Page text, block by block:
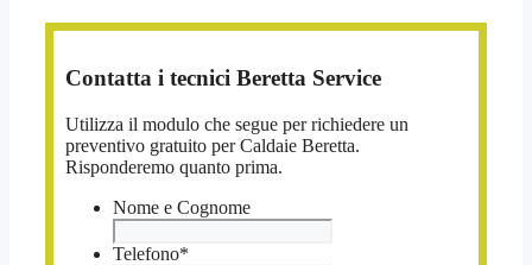
Contatta i tecnici Beretta Service
Utilizza il modulo che segue per richiedere un
preventivo gratuito per Caldaie Beretta.
Risponderemo quanto prima.
Nome e Cognome
Telefono*